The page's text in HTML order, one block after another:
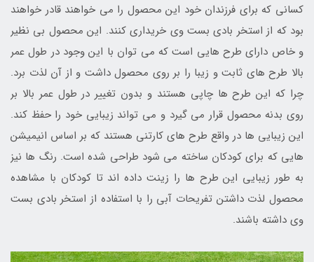
کسانی که برای فرزندان خود این محصول را می خواهند قادر خواهند
بود که از استخر بادی بست وی خریداری کنند. این محصول بی نظیر
و خاص دارای طرح هایی است که می توان با این وجود در طول عمر
بالا طرح های ثابت و زیبا را بر روی محصول داشت و از آن لذت برد.
چرا که این طرح ها چاپی هستند و بدون تغییر در طول عمر بالا بر
روی بدنه محصول قرار می گیرد و می تواند زیبایی خود را حفظ کند.
این زیبایی ها در واقع طرح های کارتنی هستند که بر اساس انیمیشن
هایی که برای کودکان ساخته می شود طراحی شده است. رنگ ها نیز
به طور زیبایی این طرح ها را زینت داده اند تا کودکان با مشاهده
محصول لذت داشتن تفریحات آبی را با استفاده از استخر بادی بست
وی داشته باشند.